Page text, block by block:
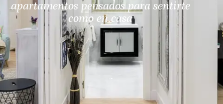
apartamentos pensados para sentirte
como en casa